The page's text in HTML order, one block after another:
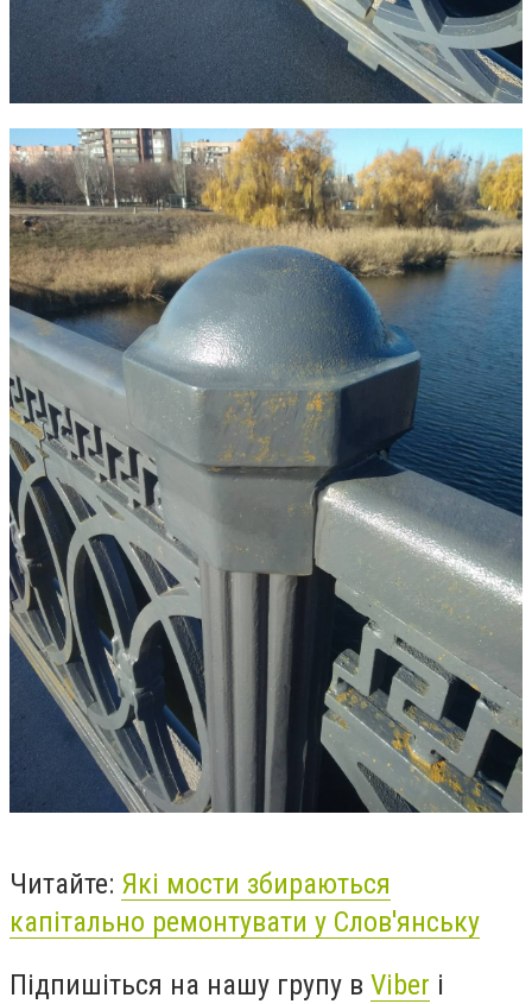
Читайте: Які мости збираються
капітально ремонтувати у Слов'янську
Підпишіться на нашу групу в Viber і